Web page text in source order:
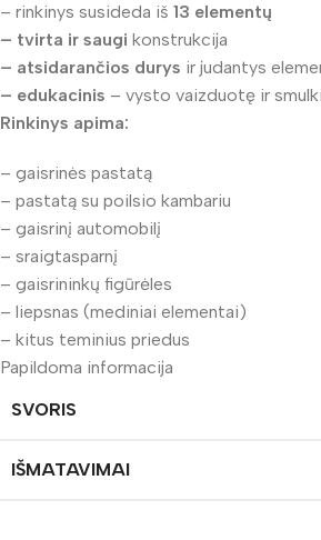
– rinkinys susideda iš 13 elementų
– tvirta ir saugi konstrukcija
– atsidarančios durys ir judantys
– edukacinis – vysto vaizduotę ir
Rinkinys apima:
– gaisrinės pastatą
– pastatą su poilsio kambariu
– gaisrinį automobilį
– sraigtasparnį
– gaisrininkų figūrėles
– liepsnas (mediniai elementai)
– kitus teminius priedus
Papildoma informacija
SVORIS
IŠMATAVIMAI